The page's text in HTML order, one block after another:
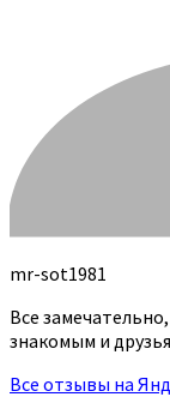
mr-sot1981
Все
знакомым и
Все отзывы на